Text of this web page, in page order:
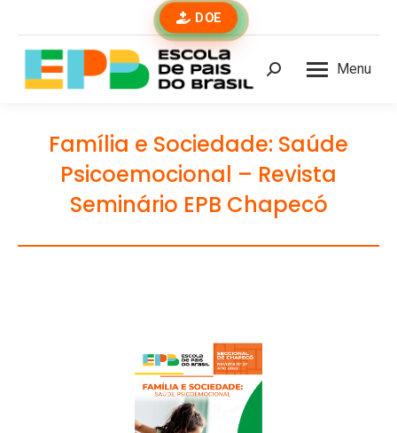
DOE
Menu
Buscar
Família e Sociedade: Saúde
Psicoemocional – Revista
Seminário EPB Chapecó